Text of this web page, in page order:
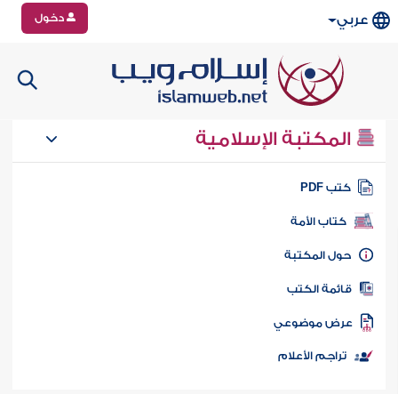
عربي دخول
المكتبة الإسلامية
كتب PDF
كتاب الأمة
المكتبة
الكتب
موضوعي